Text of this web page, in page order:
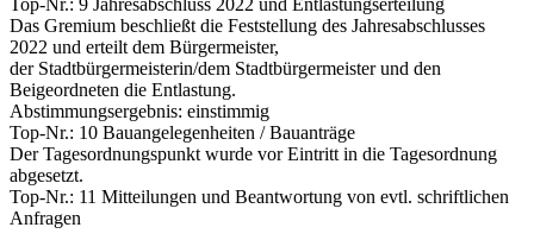
Top-Nr.: 9 Jahresabschluss 2022 und Entlastungserteilung
Das Gremium beschließt die Feststellung des Jahresabschlusses
2022 und erteilt dem Bürgermeister,
der Stadtbürgermeisterin/dem Stadtbürgermeister und den
Beigeordneten die Entlastung.
Abstimmungsergebnis: einstimmig
Top-Nr.: 10 Bauangelegenheiten / Bauanträge
Der Tagesordnungspunkt wurde vor Eintritt in die Tagesordnung
abgesetzt.
Top-Nr.: 11 Mitteilungen und Beantwortung von evtl. schriftlichen
Anfragen